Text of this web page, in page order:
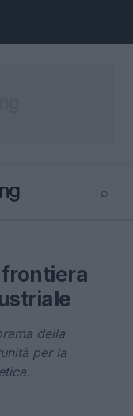
⌕
della
per la